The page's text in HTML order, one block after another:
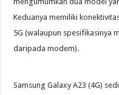
Keduanya memiliki
5G (walaupun spesifikasinya
daripada modem).
Samsung Galaxy A23 (4G)